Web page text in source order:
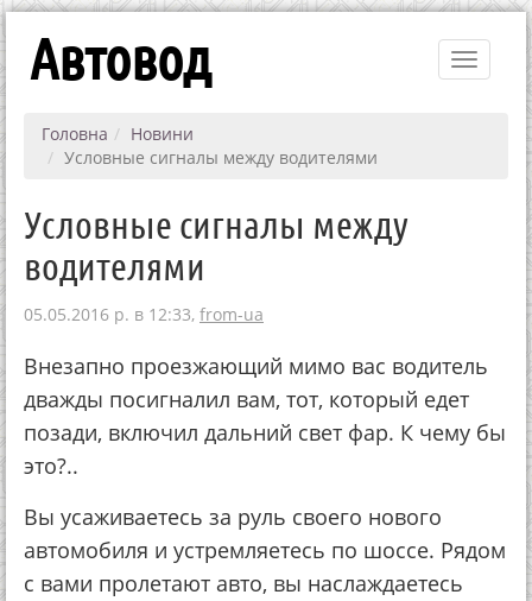
Toggle
Автовод
Головна
Новини
Условные сигналы между водителями
Условные сигналы между
водителями
05.05.2016 р. в 12:33, from-ua
Внезапно проезжающий мимо вас водитель
дважды посигналил вам, тот, который едет
позади, включил дальний свет фар. К чему бы
это?..
Вы усаживаетесь за руль своего нового
автомобиля и устремляетесь по шоссе. Рядом
с вами пролетают авто, вы наслаждаетесь